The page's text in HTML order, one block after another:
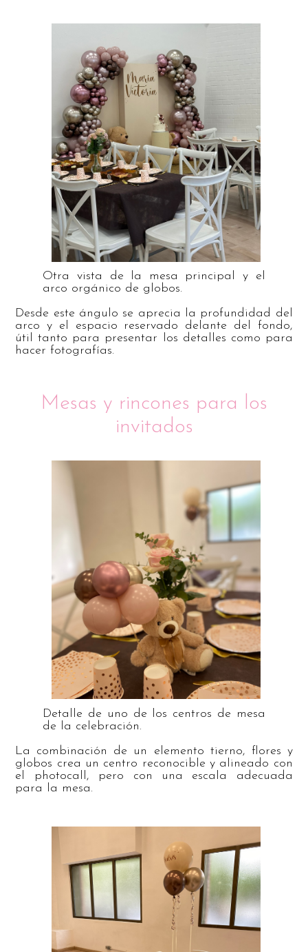
Otra vista de la mesa principal y el
arco orgánico de globos.
Desde este ángulo se aprecia la profundidad del
arco y el espacio reservado delante del fondo,
útil tanto para presentar los detalles como para
hacer fotografías.
Mesas y rincones para los
invitados
Detalle de uno de los centros de mesa
de la celebración.
La combinación de un elemento tierno, flores y
globos crea un centro reconocible y alineado con
el photocall, pero con una escala adecuada
para la mesa.